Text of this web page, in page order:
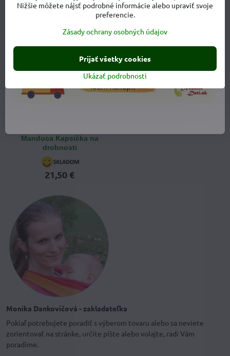
Manduca Kapsička na
drobnosti
21,50 €
Monika Dankovičová - zakladateľka
Pokiaľ potrebujete poradiť s výberom tovaru alebo sa neviete
zorientovať na stránke, určite píšte alebo volajte, radi Vám
poradíme.
Nižšie môžete nájsť podrobné informácie alebo upraviť svoje
preferencie.
Zásady ochrany osobných údajov
Ukázať podrobnosti
Prijať všetky cookies